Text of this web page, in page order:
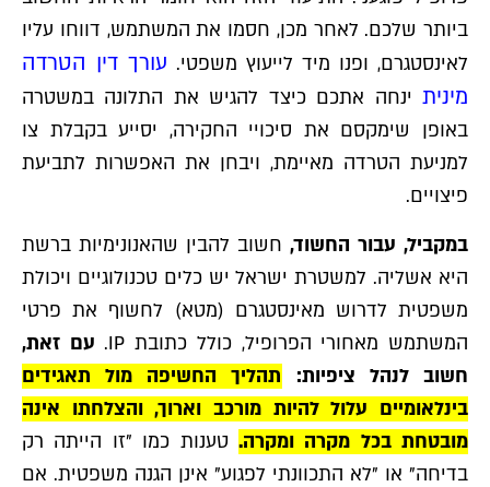
ביותר שלכם. לאחר מכן, חסמו את המשתמש, דווחו עליו
לאינסטגרם, ופנו מיד לייעוץ משפטי. עורך דין הטרדה
מינית ינחה אתכם כיצד להגיש את התלונה במשטרה
באופן שימקסם את סיכויי החקירה, יסייע בקבלת צו
למניעת הטרדה מאיימת, ויבחן את האפשרות לתביעת
פיצויים.
במקביל, עבור החשוד, חשוב להבין שהאנונימיות ברשת
היא אשליה. למשטרת ישראל יש כלים טכנולוגיים ויכולת
משפטית לדרוש מאינסטגרם (מטא) לחשוף את פרטי
המשתמש מאחורי הפרופיל, כולל כתובת IP.
עם זאת,
חשוב לנהל ציפיות: תהליך החשיפה מול תאגידים
בינלאומיים עלול להיות מורכב וארוך, והצלחתו אינה
מובטחת בכל מקרה ומקרה. טענות כמו "זו הייתה רק
בדיחה" או "לא התכוונתי לפגוע" אינן הגנה משפטית. אם